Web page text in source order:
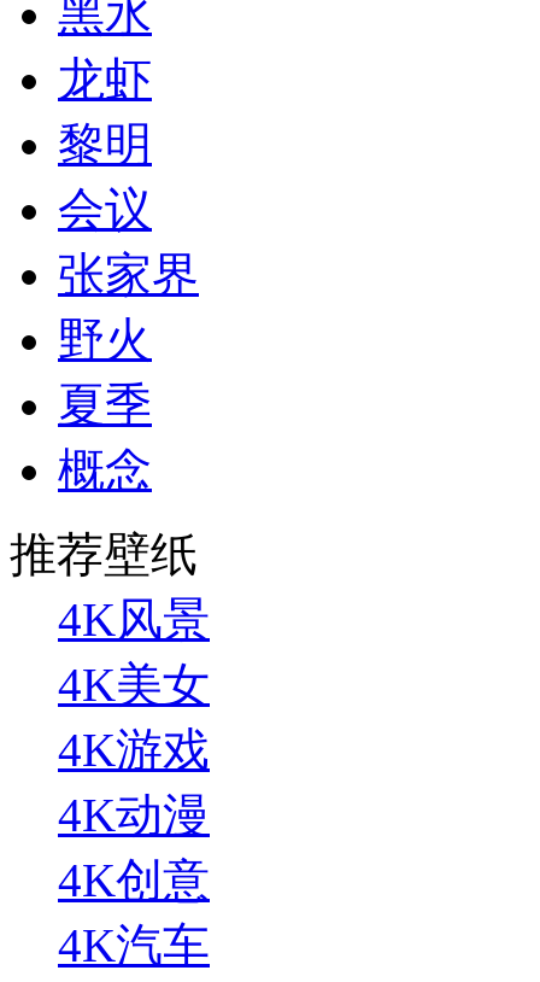
黑水
龙虾
黎明
会议
张家界
野火
夏季
概念
推荐壁纸
4K风景
4K美女
4K游戏
4K动漫
4K创意
4K汽车